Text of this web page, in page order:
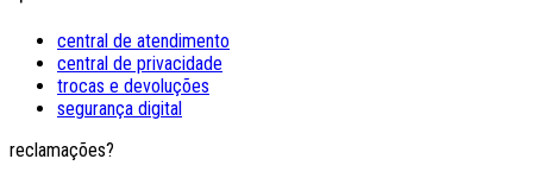
central de atendimento
central de privacidade
trocas e devoluções
segurança digital
reclamações?